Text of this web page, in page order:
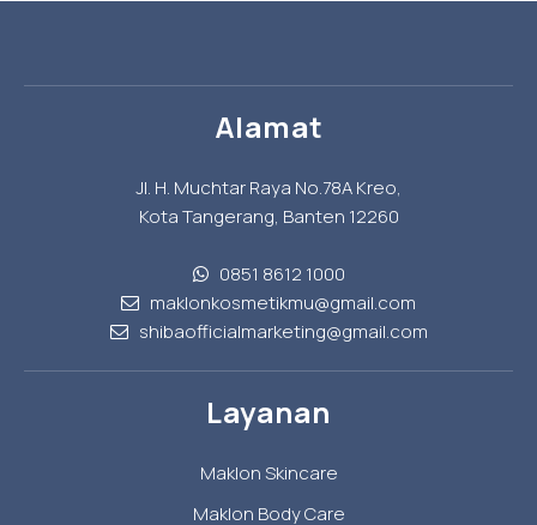
Alamat
Jl. H. Muchtar Raya No.78A Kreo,
Kota Tangerang, Banten 12260
0851 8612 1000
maklonkosmetikmu@gmail.com
shibaofficialmarketing@gmail.com
Layanan
Maklon Skincare
Maklon Body Care